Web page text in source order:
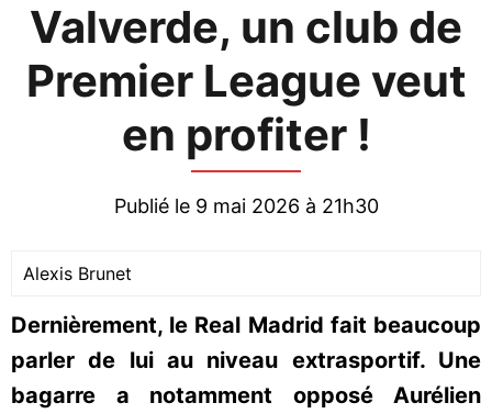
Valverde, un club de
Premier League veut
en profiter !
Publié le 9 mai 2026 à 21h30
Alexis Brunet
Dernièrement, le Real Madrid fait beaucoup
parler de lui au niveau extrasportif. Une
bagarre a notamment opposé Aurélien